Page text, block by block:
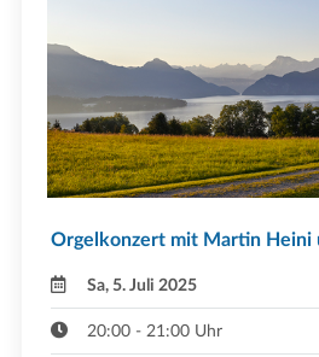
Orgelkonzert mit Martin Heini
Sa, 5. Juli 2025
20:00 - 21:00 Uhr